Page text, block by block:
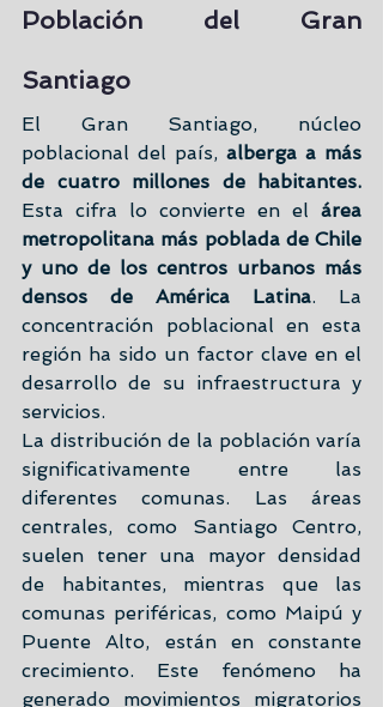
Población del Gran
Santiago
El Gran Santiago, núcleo
poblacional del país, alberga a más
Esta cifra lo convierte en el área
metropolitana más poblada de Chile
y uno de los centros urbanos más
densos de América Latina. La
concentración poblacional en esta
región ha sido un factor clave en el
desarrollo de su infraestructura y
servicios.
La distribución de la población varía
significativamente entre las
diferentes comunas. Las áreas
centrales, como Santiago Centro,
suelen tener una mayor densidad
de habitantes, mientras que las
comunas periféricas, como Maipú y
Puente Alto, están en constante
crecimiento. Este fenómeno ha
generado movimientos migratorios